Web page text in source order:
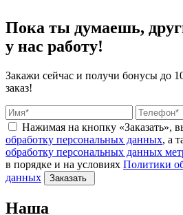
Пока ты думаешь,
у нас работу!
Закажи сейчас и получи бонусы до
заказ!
Нажимая на кнопку «Заказать»,
обработку персональных данных, а
обработку персональных данных
в порядке и на условиях Политики
данных
Заказать
Наша